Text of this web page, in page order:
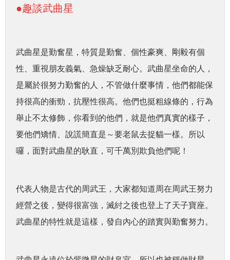
●趣談武曲星
武曲星是勤奮星，特質是勤奮、個性豪爽、剛毅有個
性、重視朋友義氣、急燥缺乏耐心。武曲星坐命的人，
是屬於很努力勤奮的人，不管做什麼事情，他們都能保
持很高的衝勁，抗壓性很高。他們也挺粗線條的，行為
舉止不太修飾，你看到的他們，就是他們真實的樣子，
要他們矯情、說謊簡直是～要老鼠去捉貓一樣。所以
囉，面對武曲星的耿直，可千萬別欺負他們呢！
代表人物是古代的周武王，大家都知道周在周武王努力
經營之後，變得很富強，滅紂之後也登上了天子寶座。
武曲星的特性就是這樣，發自內心的踏實與勤奮努力。